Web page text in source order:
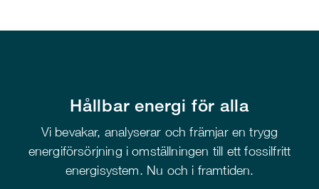
Hållbar energi för alla
Vi bevakar, analyserar och främjar en trygg
energiförsörjning i omställningen till ett fossilfritt
energisystem. Nu och i framtiden.